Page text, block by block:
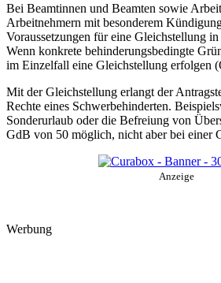
Bei Beamtinnen und Beamten sowie
Arbeitnehmern mit besonderem
Voraussetzungen für eine Gleichstellung
Wenn konkrete behinderungsbedingte
im Einzelfall eine Gleichstellung erfolgen
Mit der Gleichstellung erlangt der
Rechte eines Schwerbehinderten.
Sonderurlaub oder die Befreiung von
GdB von 50 möglich, nicht aber bei einer
Anzeige
Werbung